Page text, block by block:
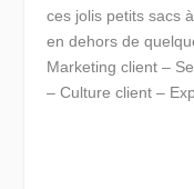
ces jolis petits sacs
en dehors de
Marketing client –
– Culture client –